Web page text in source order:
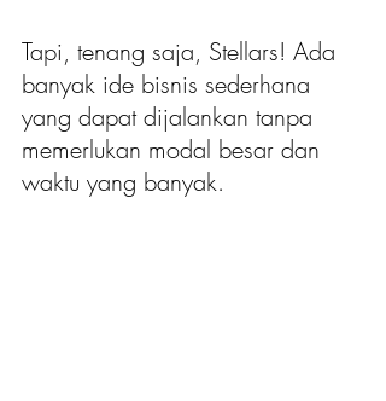
Tapi, tenang saja, Stellars! Ada
banyak ide bisnis sederhana
yang dapat dijalankan tanpa
memerlukan modal besar dan
waktu yang banyak.